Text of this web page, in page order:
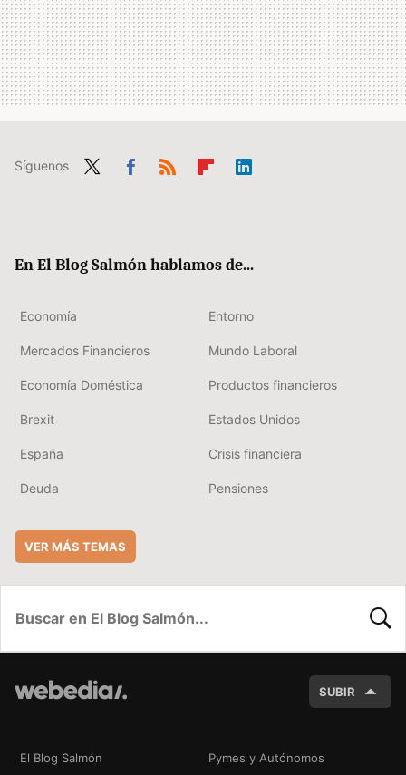
Síguenos
En El Blog Salmón hablamos de...
Economía Entorno
Mercados Financieros Mundo Laboral
Economía Doméstica Productos financieros
Brexit Estados Unidos
España Crisis financiera
Deuda Pensiones
VER MÁS TEMAS
SUBIR
El Blog Salmón Pymes y Autónomos